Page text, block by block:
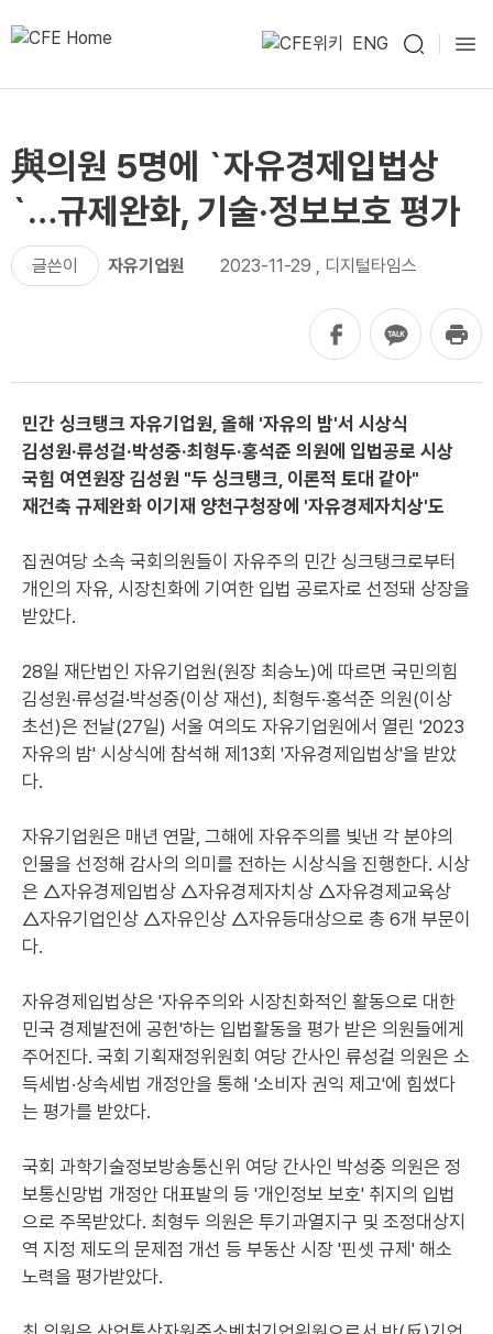
ENG
與의원 5명에 `자유경제입법상
`…규제완화, 기술·정보보호 평가
글쓴이 자유기업원 2023-11-29 , 디지털타임스
민간 싱크탱크 자유기업원, 올해 '자유의 밤'서 시상식
김성원·류성걸·박성중·최형두·홍석준 의원에 입법공로 시상
국힘 여연원장 김성원 "두 싱크탱크, 이론적 토대 같아"
재건축 규제완화 이기재 양천구청장에 '자유경제자치상'도
집권여당 소속 국회의원들이 자유주의 민간 싱크탱크로부터
개인의 자유, 시장친화에 기여한 입법 공로자로 선정돼 상장을
받았다.
28일 재단법인 자유기업원(원장 최승노)에 따르면 국민의힘
김성원·류성걸·박성중(이상 재선), 최형두·홍석준 의원(이상
초선)은 전날(27일) 서울 여의도 자유기업원에서 열린 '2023
자유의 밤' 시상식에 참석해 제13회 '자유경제입법상'을 받았
다.
자유기업원은 매년 연말, 그해에 자유주의를 빛낸 각 분야의
인물을 선정해 감사의 의미를 전하는 시상식을 진행한다. 시상
은 △자유경제입법상 △자유경제자치상 △자유경제교육상
△자유기업인상 △자유인상 △자유등대상으로 총 6개 부문이
다.
자유경제입법상은 '자유주의와 시장친화적인 활동으로 대한
민국 경제발전에 공헌'하는 입법활동을 평가 받은 의원들에게
주어진다. 국회 기획재정위원회 여당 간사인 류성걸 의원은 소
득세법·상속세법 개정안을 통해 '소비자 권익 제고'에 힘썼다
는 평가를 받았다.
국회 과학기술정보방송통신위 여당 간사인 박성중 의원은 정
보통신망법 개정안 대표발의 등 '개인정보 보호' 취지의 입법
으로 주목받았다. 최형두 의원은 투기과열지구 및 조정대상지
역 지정 제도의 문제점 개선 등 부동산 시장 '핀셋 규제' 해소
노력을 평가받았다.